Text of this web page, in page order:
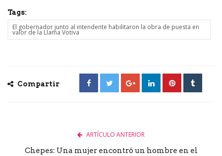
Tags:
El gobernador junto al intendente habilitaron la obra de puesta en
valor de la Llama Votiva
Compartir
ARTÍCULO ANTERIOR
Chepes: Una mujer encontró un hombre en el